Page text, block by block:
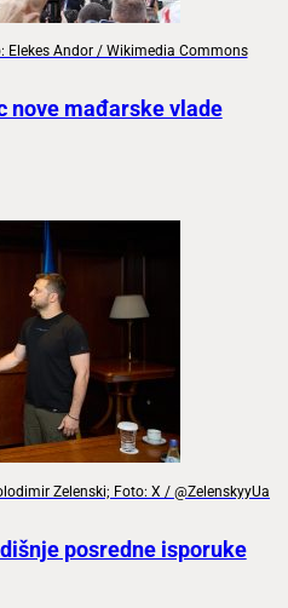
Elekes Andor / Wikimedia Commons
nove mađarske vlade
Zelenski; Foto: X / @ZelenskyyUa
posredne isporuke